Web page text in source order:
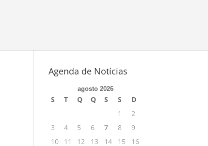
Agenda de Notícias
agosto 2026
S T Q Q S S
D
1
2
3
4 5 6 7 8
9
10
11 12 13 14 15
16